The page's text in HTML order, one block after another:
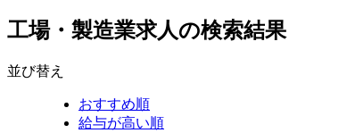
工場・製造業求人の検索結果
並び替え
おすすめ順
給与が高い順